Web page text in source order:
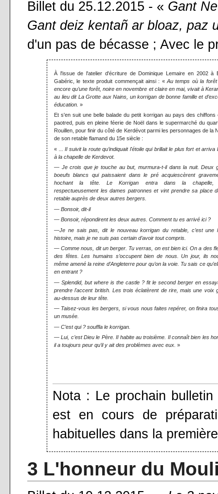
Billet du 25.12.2015 - « Gant
Gant deiz kentañ ar bloaz, paz
d'un pas de bécasse ; Avec le
À l'issue de l'atelier d'écriture de Dominique Lemaire en 2002 à
Gabéric, le texte produit commençait ainsi : «Au temps où la forêt
encore qu’une forêt, noire en novembre et claire en mai, vivait à
au lieu dit La Grotte aux Nains, un korrigan de bonne famille et
éducation. »
Et s'en suit une belle balade du petit korrigan au pays des chiffons
paotred, puis en pleine féerie de Noël dans le supermarché du
Rouillen, pour finir du côté de Kerdévot parmi les personnages de la
de son retable flamand du 15e siècle :
«
... Il suivit la route qu’indiquait l'étoile qui brillait le plus fort et arriva
à la chapelle de Kerdevot.
— Je crois que je touche au but, murmura-t-il dans la nuit. Deux
boeufs blancs qui paissaient dans le pré acquiescèrent
hochant la tête. Le Korrigan entra dans la chapelle,
respectueusement les dames patronnes et vint prendre sa place
retable auprès de deux autres bergers.
— Bonsoir, dit-il
— Bonsoir, répondirent les deux autres. Comment tu es arrivé ici ?
—Je ne sais pas, dit le nouveau korrigan du retable, c’est une
histoire, mais je ne suis pas certain d’avoir tout compris.
— Comme nous, dit un berger. Tu verras, on est bien ici. On a des
des fêtes. Les humains s’occupent bien de nous. Un jour, ils
même amené la reine d’Angleterre pour qu’on la voie. Tu sais ce
en entrant ?
— Splendid, but where is the castle ? fit le second berger en
prendre l'accent british. Les trois éclatèrent de rire, mais une voix
au-dessus de leur tête.
— Taisez-vous les bergers, si vous nous faites repérer, on finira
un musée.
— C’est qui ? souffla le korrigan.
— Lui, c’est Dieu le Père. Il habite au troisième. Il connaît bien les
il a toujours peur qu’il y ait des problèmes avec eux. »
Nota : Le prochain
est en cours de
habituelles dans la
3 L'honneur du